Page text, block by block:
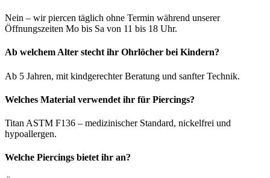
Nein – wir piercen täglich ohne Termin während unserer
Öffnungszeiten Mo bis Sa von 11 bis 18 Uhr.
Ab welchem Alter stecht ihr Ohrlöcher bei Kindern?
Ab 5 Jahren, mit kindgerechter Beratung und sanfter Technik.
Welches Material verwendet ihr für Piercings?
Titan ASTM F136 – medizinischer Standard, nickelfrei und
hypoallergen.
Welche Piercings bietet ihr an?